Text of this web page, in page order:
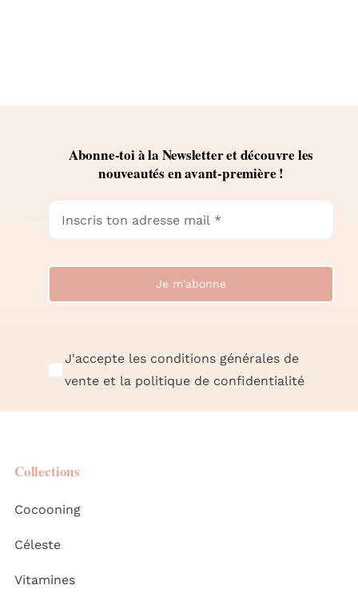
Abonne-toi à la Newsletter et découvre les
nouveautés en avant-première !
Je m'abonne
J'accepte les conditions générales de
vente et la politique de confidentialité
Collections
Cocooning
Céleste
Vitamines